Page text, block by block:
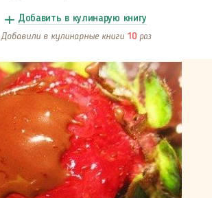
Добавить в кулинарую книгу
Добавили в кулинарные книги 10 раз